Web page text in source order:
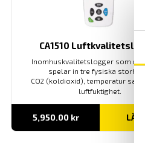
CA1510
Inomhuskvalitetslogger som
spelar in tre fysiska
CO2 (koldioxid), temperatur samt
luftfuktighet.
5,950.00 kr LÄS